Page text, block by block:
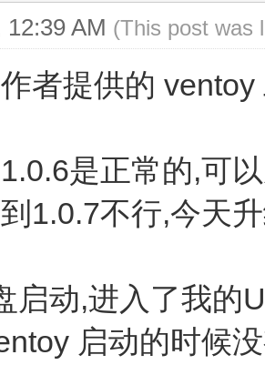
12:39 AM (This post was
者提供的
是正常的,可
1.0.7不行,今天
启动,进入了我的
启动的时候